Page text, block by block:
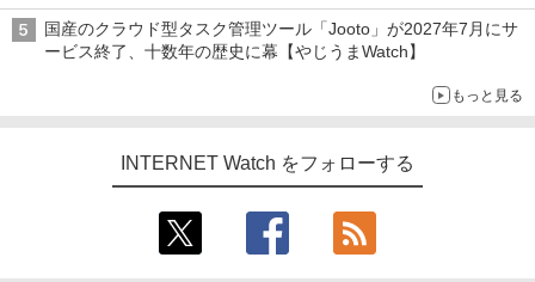
水理史の「イニシャルB」チャンネル】
国産のクラウド型タスク管理ツール「Jooto」が2027年7月にサ
ービス終了、十数年の歴史に幕【やじうまWatch】
もっと見る
INTERNET Watch をフォローする